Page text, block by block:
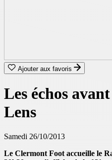
Ajouter aux favoris
Les échos
Lens
Samedi 26/10/2013
Le Clermont Foot accueille le